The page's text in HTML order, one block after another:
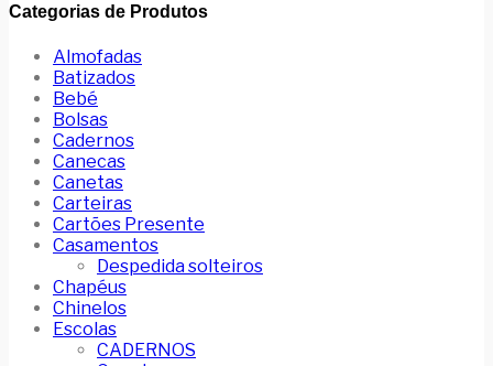
Categorias de Produtos
Almofadas
Batizados
Bebé
Bolsas
Cadernos
Canecas
Canetas
Carteiras
Cartões Presente
Casamentos
Despedida solteiros
Chapéus
Chinelos
Escolas
CADERNOS